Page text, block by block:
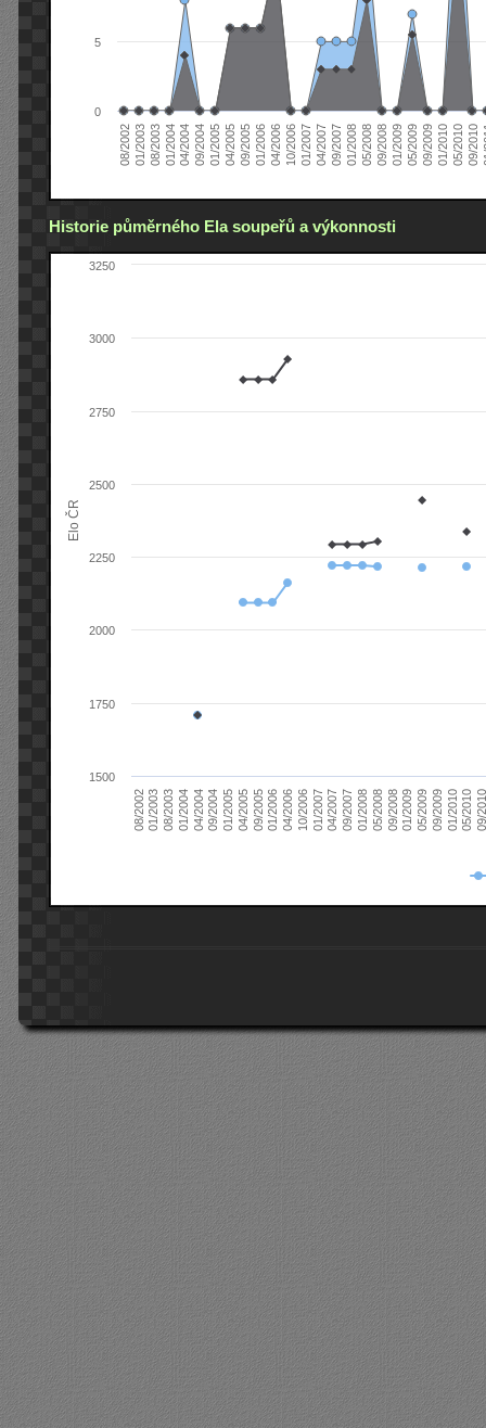
08/200201/200308/200301/200404/200409/200401/200504/200509/200501/200604/200610/200601/200704/200709/200701/200805/200809/200801/200905/200909/200901/201005/201009/2010
0
5
Historie půměrného Ela soupeřů a výkonnosti
Elo ČR
08/200201/200308/200301/200404/200409/200401/200504/200509/200501/200604/200610/200601/200704/200709/200701/200805/200809/200801/200905/200909/200901/201005/201009/
2000
3000
1500
1750
2250
2500
2750
3250